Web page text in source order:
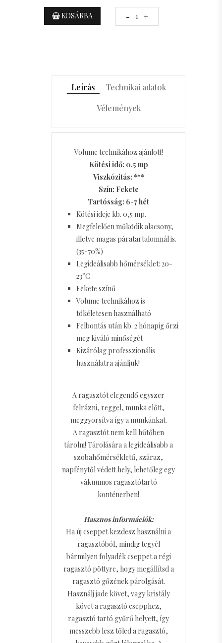
KOSÁRBA - +
Leírás
Technikai adatok
Vélemények
Volume technikához ajánlott!
Kötési idő: 0,5 mp
Viszkózitás: ***
Szín: Fekete
Tartósság: 6-7 hét
Kötési ideje kb. 0,5 mp.
Megfelelően működik alacsony,
illetve magas páratartalomnál is.
(35-70%)
Legideálisabb hőmérséklet: 20-
23°C
Fekete színű
Volume technikához is
tökéletesen használható
Felbontás után kb. 2 hónapig őrzi
meg kiváló minőségét
Kizárólag professzionális
használatra ajánljuk!
A ragasztót elegendő egyszer
felrázni, reggel, munka előtt,
meggyorsítva így a munkánkat.
A ragasztót nem kell hűtőben
tárolni! Tárolására a legideálisabb a
szobahőmérsékletű, száraz,
napfénytől védett hely, lehetőleg egy
vákuumos ragasztótartó
konténerben!
Hasznos információk:
Ha új cseppet kezdesz használni a
ragasztóból, mindig tegyél
bármilyen folyadék cseppet a régi
ragasztó pöttyre, hogy megállítsd a
ragasztó gőzének párolgását.
Használj jade követ, vagy kristály
követ a ragasztó csepphez,
ragasztó tartó gyűrű helyett, így
messzebb lesz tőled a ragasztó,